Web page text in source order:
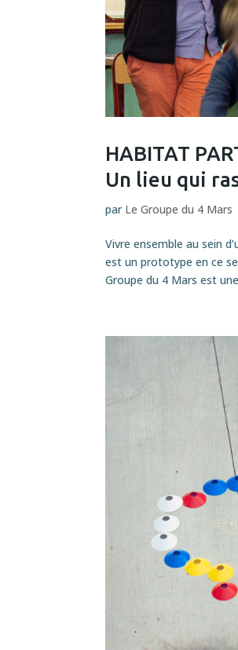
HABITAT
Un lieu qui
par Le Groupe du 4 Mars
Vivre ensemble au sein
est un prototype en ce
Groupe du 4 Mars est